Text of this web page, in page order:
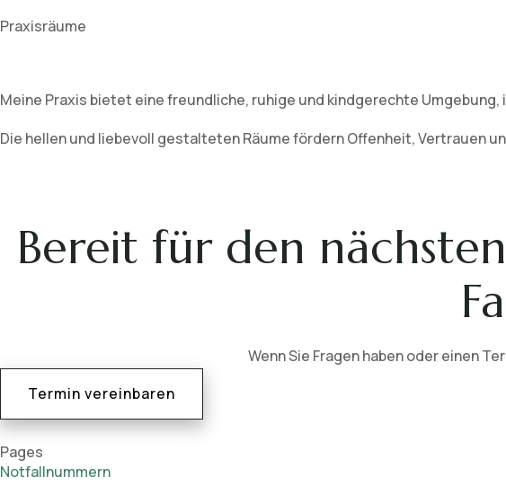
Praxisräume
Meine Praxis bietet eine freundliche, ruhige und kindgerechte Umgebung,
Die hellen und liebevoll gestalteten Räume fördern Offenheit, Vertrauen
Bereit für den
Wenn Sie Fragen haben oder einen
Termin vereinbaren
Pages
Notfallnummern